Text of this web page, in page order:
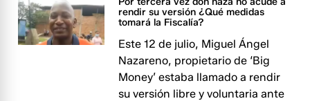
rendir su versión ¿Qué medidas
tomará la Fiscalía?
Este 12 de julio, Miguel Ángel
Nazareno, propietario de ‘Big
Money’ estaba llamado a rendir
su versión libre y voluntaria ante